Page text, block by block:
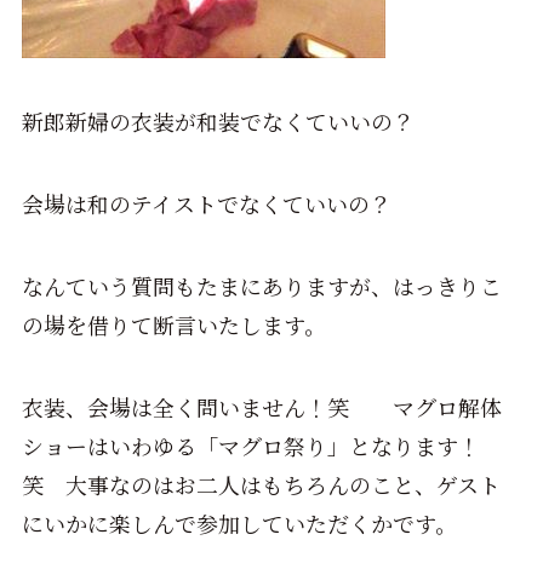
新郎新婦の衣装が和装でなくていいの？
会場は和のテイストでなくていいの？
なんていう質問もたまにありますが、はっきりこ
の場を借りて断言いたします。
衣装、会場は全く問いません！笑 マグロ解体
ショーはいわゆる「マグロ祭り」となります！
笑 大事なのはお二人はもちろんのこと、ゲスト
にいかに楽しんで参加していただくかです。